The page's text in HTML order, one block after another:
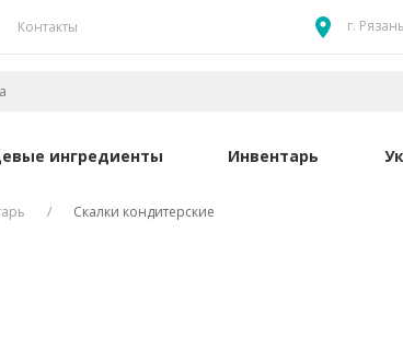
Контакты г. Рязань
ингредиенты Инвентарь
Скалки кондитерские